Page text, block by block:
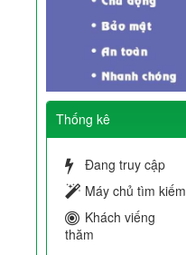
Thống kê
Đang truy cập
Máy chủ tìm kiếm
Khách viếng
thăm